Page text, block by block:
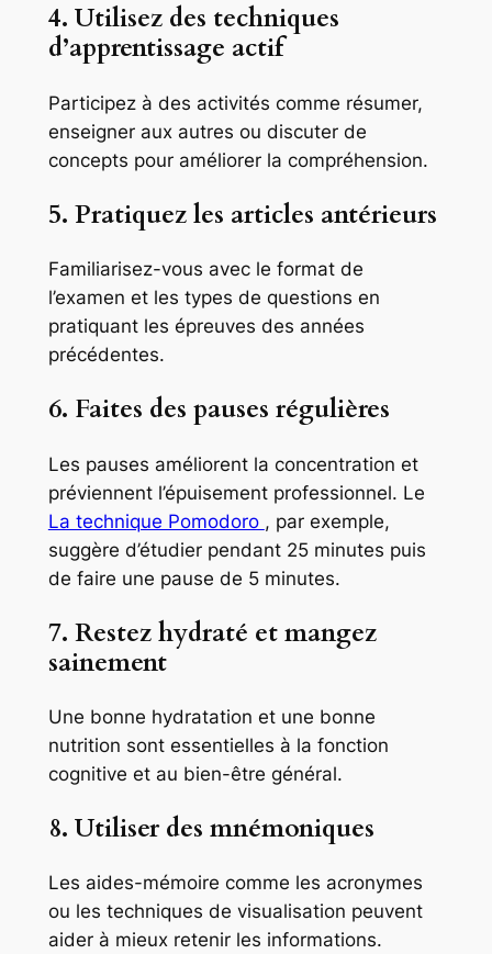
4. Utilisez des techniques
d’apprentissage actif
Participez à des activités comme résumer,
enseigner aux autres ou discuter de
concepts pour améliorer la compréhension.
5. Pratiquez les articles antérieurs
Familiarisez-vous avec le format de
l’examen et les types de questions en
pratiquant les épreuves des années
précédentes.
6. Faites des pauses régulières
Les pauses améliorent la concentration et
préviennent l’épuisement professionnel. Le
La technique Pomodoro , par exemple,
suggère d’étudier pendant 25 minutes puis
de faire une pause de 5 minutes.
7. Restez hydraté et mangez
sainement
Une bonne hydratation et une bonne
nutrition sont essentielles à la fonction
cognitive et au bien-être général.
8. Utiliser des mnémoniques
Les aides-mémoire comme les acronymes
ou les techniques de visualisation peuvent
aider à mieux retenir les informations.